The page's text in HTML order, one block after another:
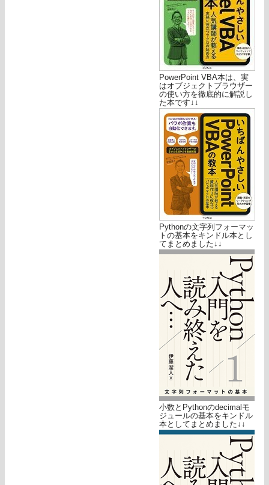
PowerPoint VBA本は、実
はオブジェクトブラウザー
の使い方を徹底的に解説し
た本です↓↓
Pythonの文字列フォーマッ
トの基本をキンドル本とし
てまとめました↓↓
小数とPythonのdecimalモ
ジュールの基本をキンドル
本としてまとめました↓↓